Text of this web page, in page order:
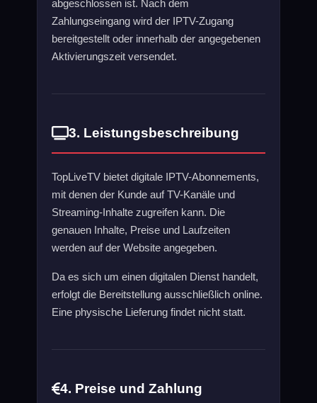
abgeschlossen ist. Nach dem
Zahlungseingang wird der IPTV-Zugang
bereitgestellt oder innerhalb der angegebenen
Aktivierungszeit versendet.
3. Leistungsbeschreibung
TopLiveTV bietet digitale IPTV-Abonnements,
mit denen der Kunde auf TV-Kanäle und
Streaming-Inhalte zugreifen kann. Die
genauen Inhalte, Preise und Laufzeiten
werden auf der Website angegeben.
Da es sich um einen digitalen Dienst handelt,
erfolgt die Bereitstellung ausschließlich online.
Eine physische Lieferung findet nicht statt.
4. Preise und Zahlung